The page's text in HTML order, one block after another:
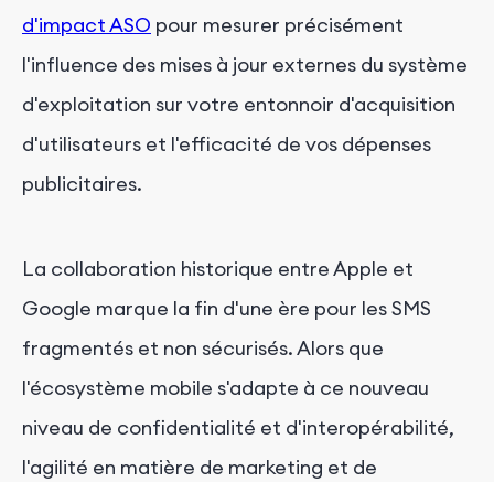
d'impact ASO pour mesurer précisément
l'influence des mises à jour externes du système
d'exploitation sur votre entonnoir d'acquisition
d'utilisateurs et l'efficacité de vos dépenses
publicitaires.
La collaboration historique entre Apple et
Google marque la fin d'une ère pour les SMS
fragmentés et non sécurisés. Alors que
l'écosystème mobile s'adapte à ce nouveau
niveau de confidentialité et d'interopérabilité,
l'agilité en matière de marketing et de